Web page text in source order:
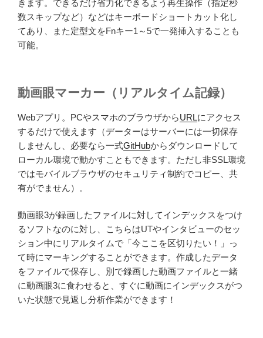
きます。できるだけ省力化できるよう再生操作（指定秒
数スキップなど）などはキーボードショートカット化し
てあり、また定型文をFnキー1～5で一発挿入することも
可能。
動画眼マーカー（リアルタイム記録）
Webアプリ。PCやスマホのブラウザからURLにアクセス
するだけで使えます（データーはサーバーには一切保存
しませんし、必要なら一式GitHubからダウンロードして
ローカル環境で動かすこともできます。ただし非SSL環境
ではモバイルブラウザのセキュリティ制約でコピー、共
有がでません）。
動画眼3が録画したファイルに対してインデックスをつけ
るソフトなのに対し、こちらはUTやインタビューのセッ
ション中にリアルタイムで「今ここを区切りたい！」っ
て時にマーキングすることができます。作成したデータ
をファイルで保存し、別で録画した動画ファイルと一緒
に動画眼3に食わせると、すぐに動画にインデックスがつ
いた状態で見返し分析作業ができます！